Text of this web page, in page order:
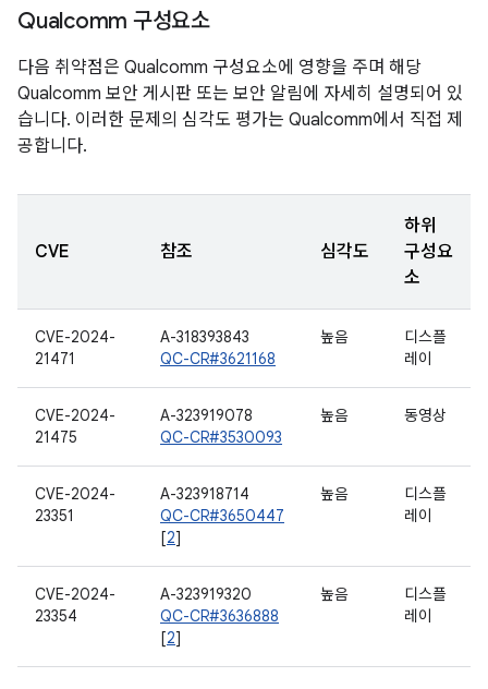
Qualcomm 구성요소
다음 취약점은 Qualcomm 구성요소에 영향을 주며 해당
Qualcomm 보안 게시판 또는 보안 알림에 자세히 설명되어 있
습니다. 이러한 문제의 심각도 평가는 Qualcomm에서 직접 제
공합니다.
CVE 참조 심각도
하위
구성요
소
CVE-2024-
21471
A-318393843
QC-CR#3621168
높음
디스플
레이
CVE-2024-
21475
A-323919078
QC-CR#3530093
높음 동영상
CVE-2024-
23351
A-323918714
QC-CR#3650447
[2]
높음
디스플
레이
CVE-2024-
23354
A-323919320
QC-CR#3636888
[2]
높음
디스플
레이